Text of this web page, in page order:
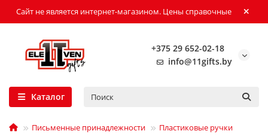
Сайт не является интернет-магазином. Цены справочные
+375 29 652-02-18
info@11gifts.by
Каталог
Письменные принадлежности Пластиковые ручки